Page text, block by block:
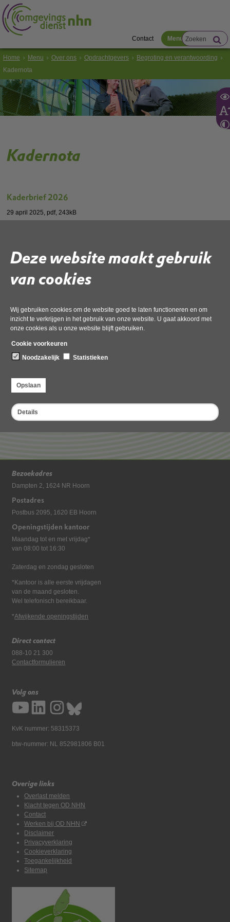
Deze website maakt gebruik
van cookies
Wij gebruiken cookies om de website goed te laten functioneren en om
inzicht te verkrijgen in het gebruik van onze website. U gaat akkoord met
onze cookies als u onze website blijft gebruiken.
Cookie voorkeuren
Noodzakelijk
Statistieken
Opslaan
Details
Contact Menu
Home Menu Over ons Opdrachtgevers
Begroting en verantwoording
Kadernota
Kadernota
Kaderbrief 2026
29 april 2025, pdf, 243kB
11 maart 2024, pdf , 507kB
Kadernota 2024
Kadernota 2023
Bezoekadres
Dampten 2, 1624 NR Hoorn
Postadres
Postbus 2095, 1620 EB Hoorn
Openingstijden kantoor
Maandag tot en met vrijdag*
van 08:00 tot 16:30
Zaterdag en zondag gesloten
*Kantoor is alle eerste vrijdagen
van de maand gesloten.
Wel telefonisch bereikbaar.
*Afwijkende openingstijden
Direct contact
088-10 21 300
Contactformulieren
Volg ons
KvK nummer: 58315373
btw-nummer: NL 852981806 B01
Overige links
Overlast melden
Klacht tegen OD NHN
Contact
Werken bij OD NHN
Disclaimer
Privacyverklaring
Cookieverklaring
Toegankelijkheid
Sitemap